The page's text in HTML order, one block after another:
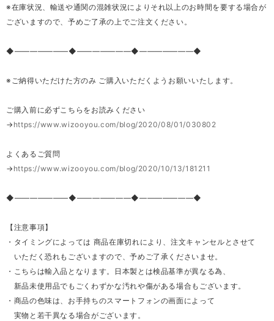
※在庫状況、輸送や通関の混雑状況によりそれ以上のお時間を要する場合が
ございますので、予めご了承の上でご注文ください。
◆―――――――◆―――――――◆―――――――◆
※ご納得いただけた方のみ ご購入いただくようお願いいたします。
ご購入前に必ずこちらをお読みください
→ https://www.wizooyou.com/blog/2020/08/01/030802
よくあるご質問
→ https://www.wizooyou.com/blog/2020/10/13/181211
◆―――――――◆―――――――◆―――――――◆
【注意事項】
・タイミングによっては 商品在庫切れにより、注文キャンセルとさせて
いただく恐れもございますので、予めご了承くださいませ。
・こちらは輸入品となります。日本製とは検品基準が異なる為、
新品未使用品でもごくわずかな汚れや傷がある場合もございます。
・商品の色味は、お手持ちのスマートフォンの画面によって
実物と若干異なる場合がございます。